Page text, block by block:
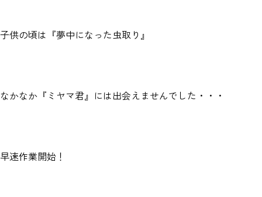
子供の頃は『夢中になった虫取り』
なかなか『ミヤマ君』には出会えませんでした・・・
早速作業開始！